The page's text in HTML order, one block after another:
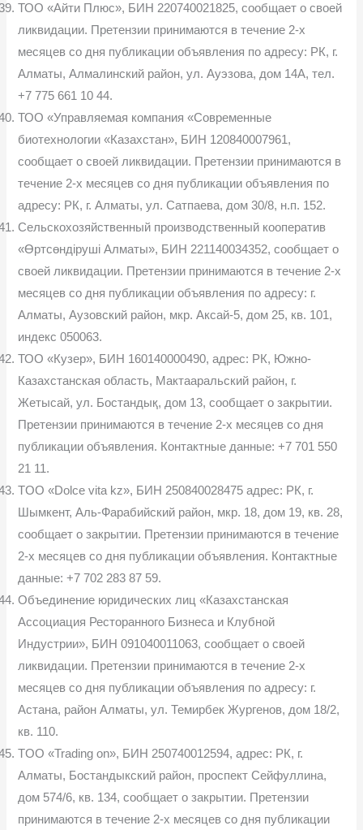
ТОО «Айти Плюс», БИН 220740021825, сообщает о своей
ликвидации. Претензии принимаются в течение 2-х
месяцев со дня публикации объявления по адресу: РК, г.
Алматы, Алмалинский район, ул. Ауэзова, дом 14А, тел.
+7 775 661 10 44.
ТОО «Управляемая компания «Современные
биотехнологии «Казахстан», БИН 120840007961,
сообщает о своей ликвидации. Претензии принимаются в
течение 2-х месяцев со дня публикации объявления по
адресу: РК, г. Алматы, ул. Сатпаева, дом 30/8, н.п. 152.
Сельскохозяйственный производственный кооператив
«Өртсөндіруші Алматы», БИН 221140034352, сообщает о
своей ликвидации. Претензии принимаются в течение 2-х
месяцев со дня публикации объявления по адресу: г.
Алматы, Аузовский район, мкр. Аксай-5, дом 25, кв. 101,
индекс 050063.
ТОО «Кузер», БИН 160140000490, адрес: РК, Южно-
Казахстанская область, Мактааральский район, г.
Жетысай, ул. Бостандық, дом 13, сообщает о закрытии.
Претензии принимаются в течение 2-х месяцев со дня
публикации объявления. Контактные данные: +7 701 550
21 11.
TOO «Dolce vita kz», БИН 250840028475 адрес: РК, г.
Шымкент, Аль-Фарабийский район, мкр. 18, дом 19, кв. 28,
сообщает о закрытии. Претензии принимаются в течение
2-х месяцев со дня публикации объявления. Контактные
данные: +7 702 283 87 59.
Объединение юридических лиц «Казахстанская
Ассоциация Ресторанного Бизнеса и Клубной
Индустрии», БИН 091040011063, сообщает о своей
ликвидации. Претензии принимаются в течение 2-х
месяцев со дня публикации объявления по адресу: г.
Астана, район Алматы, ул. Темирбек Жургенов, дом 18/2,
кв. 110.
TOO «Trading on», БИН 250740012594, адрес: РК, г.
Алматы, Бостандыкский район, проспект Сейфуллина,
дом 574/6, кв. 134, сообщает о закрытии. Претензии
принимаются в течение 2-х месяцев со дня публикации